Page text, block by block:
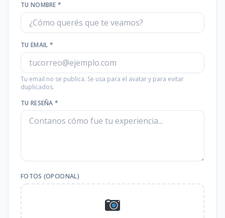
TU NOMBRE *
TU EMAIL *
Tu email no se publica. Se usa para el avatar y para evitar
duplicados.
TU RESEÑA *
FOTOS (OPCIONAL)